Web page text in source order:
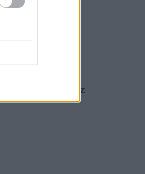
január
...
OLDALDOBOZ